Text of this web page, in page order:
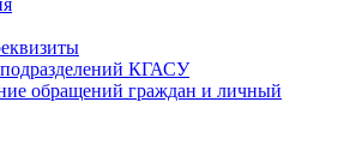
КГАСУ
обращений граждан и личный